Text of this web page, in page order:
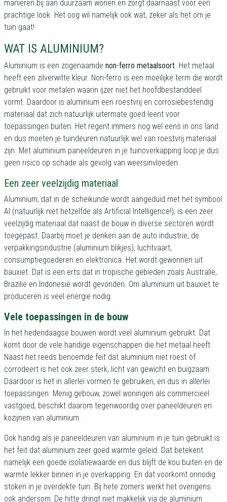
manieren bij aan duurzaam wonen en zorgt daarnaast voor een
prachtige look. Het oog wil namelijk ook wat, zeker als het om je
tuin gaat!
WAT IS ALUMINIUM?
Aluminium is een zogenaamde non-ferro metaalsoort. Het metaal
heeft een zilverwitte kleur. Non-ferro is een moeilijke term die wordt
gebruikt voor metalen waarin ijzer niet het hoofdbestanddeel
vormt. Daardoor is aluminium een roestvrij en corrosiebestendig
materiaal dat zich natuurlijk uitermate goed leent voor
toepassingen buiten. Het regent immers nog wel eens in ons land
en dus moeten je tuindeuren natuurlijk wel van roestvrij materiaal
zijn. Met aluminium paneeldeuren in je tuinoverkapping loop je dus
geen risico op schade als gevolg van weersinvloeden.
Een zeer veelzijdig materiaal
Aluminium, dat in de scheikunde wordt aangeduid met het symbool
AI (natuurlijk niet hetzelfde als Artificial Intelligence!), is een zeer
veelzijdig materiaal dat naast de bouw in diverse sectoren wordt
toegepast. Daarbij moet je denken aan de auto industrie, de
verpakkingsindustrie (aluminium blikjes), luchtvaart,
consumptiegoederen en elektronica. Het wordt gewonnen uit
bauxiet. Dat is een erts dat in tropische gebieden zoals Australië,
Brazilië en Indonesië wordt gevonden. Om aluminium uit bauxiet te
produceren is veel energie nodig.
Vele toepassingen in de bouw
In het hedendaagse bouwen wordt veel aluminium gebruikt. Dat
komt door de vele handige eigenschappen die het metaal heeft.
Naast het reeds benoemde feit dat aluminium niet roest of
corrodeert is het ook zeer sterk, licht van gewicht en buigzaam.
Daardoor is het in allerlei vormen te gebruiken, en dus in allerlei
toepassingen. Menig gebouw, zowel woningen als commercieel
vastgoed, beschikt daarom tegenwoordig over paneeldeuren en
kozijnen van aluminium.
Ook handig als je paneeldeuren van aluminium in je tuin gebruikt is
het feit dat aluminium zeer goed warmte geleid. Dat betekent
namelijk een goede isolatiewaarde en dus blijft de kou buiten en de
warmte lekker binnen in je overkapping. En dat voorkomt onnodig
stoken in je overdekte tuin. Bij hete zomers werkt het overigens
ook andersom: De hitte dringt niet makkelijk via de aluminium